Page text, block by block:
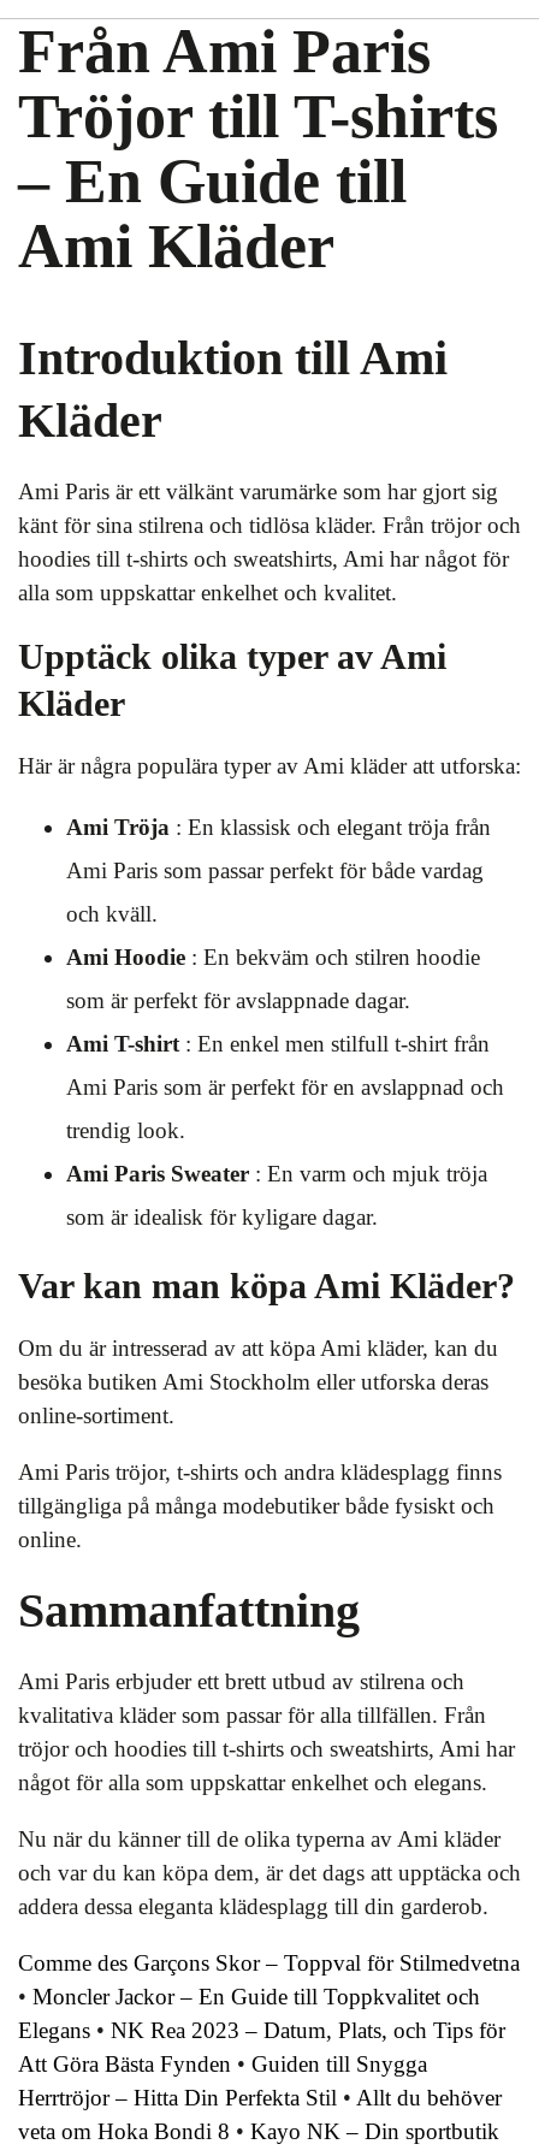
Från Ami Paris
Tröjor till T-shirts
– En Guide till
Ami Kläder
Introduktion till Ami
Kläder
Ami Paris är ett välkänt varumärke som har gjort sig
känt för sina stilrena och tidlösa kläder. Från tröjor och
hoodies till t-shirts och sweatshirts, Ami har något för
alla som uppskattar enkelhet och kvalitet.
Upptäck olika typer av Ami
Kläder
Här är några populära typer av Ami kläder att utforska:
Ami Tröja : En klassisk och elegant tröja från
Ami Paris som passar perfekt för både vardag
och kväll.
Ami Hoodie : En bekväm och stilren hoodie
som är perfekt för avslappnade dagar.
Ami T-shirt : En enkel men stilfull t-shirt från
Ami Paris som är perfekt för en avslappnad och
trendig look.
Ami Paris Sweater : En varm och mjuk tröja
som är idealisk för kyligare dagar.
Var kan man köpa Ami Kläder?
Om du är intresserad av att köpa Ami kläder, kan du
besöka butiken Ami Stockholm eller utforska deras
online-sortiment.
Ami Paris tröjor, t-shirts och andra klädesplagg finns
tillgängliga på många modebutiker både fysiskt och
online.
Sammanfattning
Ami Paris erbjuder ett brett utbud av stilrena och
kvalitativa kläder som passar för alla tillfällen. Från
tröjor och hoodies till t-shirts och sweatshirts, Ami har
något för alla som uppskattar enkelhet och elegans.
Nu när du känner till de olika typerna av Ami kläder
och var du kan köpa dem, är det dags att upptäcka och
addera dessa eleganta klädesplagg till din garderob.
Comme des Garçons Skor – Toppval för Stilmedvetna
• Moncler Jackor – En Guide till Toppkvalitet och
Elegans • NK Rea 2023 – Datum, Plats, och Tips för
Att Göra Bästa Fynden • Guiden till Snygga
Herrtröjor – Hitta Din Perfekta Stil • Allt du behöver
veta om Hoka Bondi 8 • Kayo NK – Din sportbutik